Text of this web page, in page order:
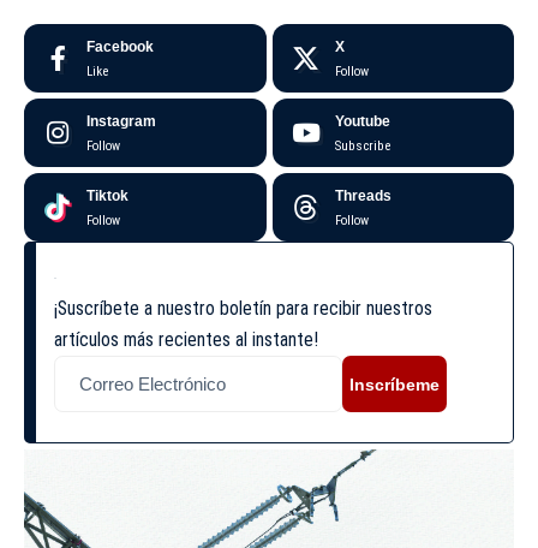
Facebook
Like
X
Follow
Instagram
Follow
Youtube
Subscribe
Tiktok
Follow
Threads
Follow
¡Suscríbete a nuestro boletín para recibir nuestros
artículos más recientes al instante!
Inscríbeme